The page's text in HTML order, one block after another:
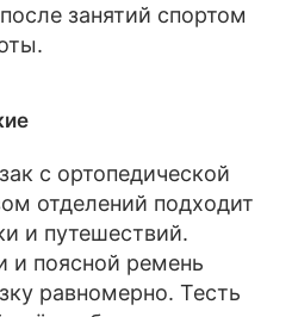
занятий спортом
с ортопедической
отделений подходит
и путешествий.
и поясной ремень
равномерно. Тесть